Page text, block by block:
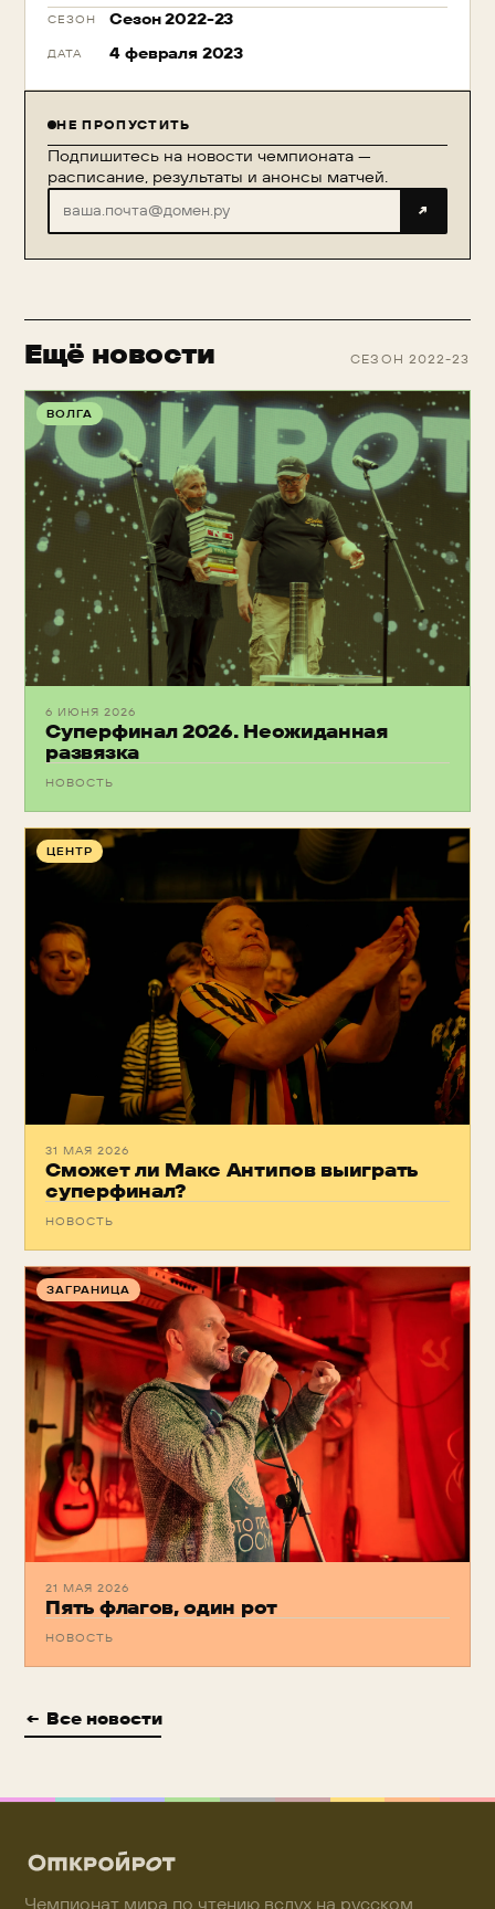
СЕЗОН Сезон 2022-23
ДАТА 4 февраля 2023
НЕ ПРОПУСТИТЬ
Подпишитесь на новости чемпионата —
расписание, результаты и анонсы матчей.
↗
Ещё новости СЕЗОН 2022-23
ВОЛГА
6 ИЮНЯ 2026
Суперфинал 2026. Неожиданная
развязка
НОВОСТЬ
ЦЕНТР
31 МАЯ 2026
Сможет ли Макс Антипов выиграть
суперфинал?
НОВОСТЬ
ЗАГРАНИЦА
21 МАЯ 2026
Пять флагов, один рот
НОВОСТЬ
← Все новости
Чемпионат мира по чтению вслух на русском